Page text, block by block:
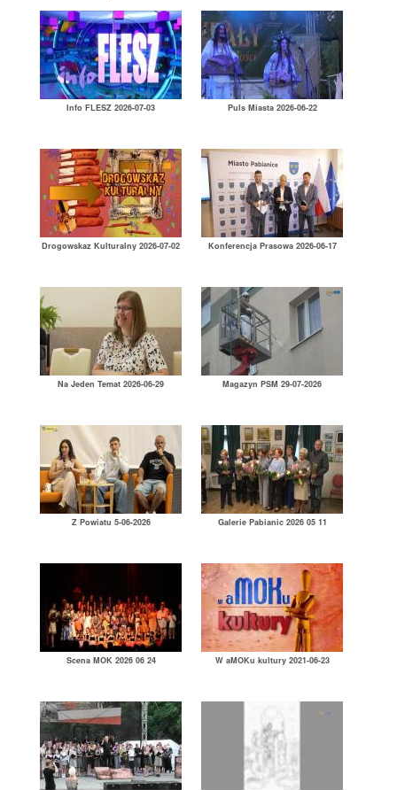
Info FLESZ 2026-07-03 Puls Miasta 2026-06-22
Drogowskaz Kulturalny 2026-07-02 Konferencja Prasowa 2026-06-17
Na Jeden Temat 2026-06-29 Magazyn PSM 29-07-2026
Z Powiatu 5-06-2026 Galerie Pabianic 2026 05 11
Scena MOK 2026 06 24 W aMOKu kultury 2021-06-23